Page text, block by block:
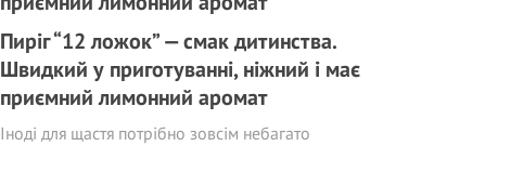
Пиріг “12 ложок” — смак дитинства.
Швидкий у приготуванні, ніжний і має
приємний лимонний аромат
Іноді для щастя потрібно зовсім небагато